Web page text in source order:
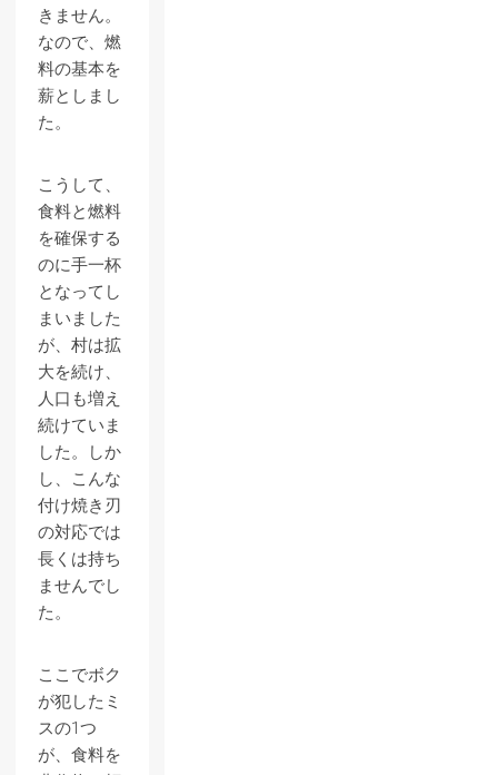
きません。
なので、燃
料の基本を
薪としまし
た。
こうして、
食料と燃料
を確保する
のに手一杯
となってし
まいました
が、村は拡
大を続け、
人口も増え
続けていま
した。しか
し、こんな
付け焼き刃
の対応では
長くは持ち
ませんでし
た。
ここでボク
が犯したミ
スの1つ
が、食料を